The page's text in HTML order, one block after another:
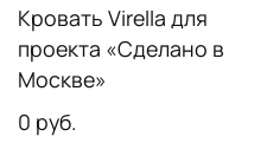
Кровать Virella для
проекта «Сделано в
Москве»
0 pуб.